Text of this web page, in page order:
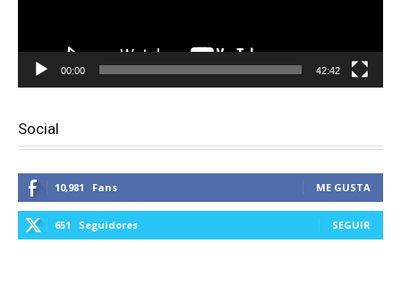
00:00 42:42
Social
10,981 Fans ME GUSTA
651 Seguidores SEGUIR